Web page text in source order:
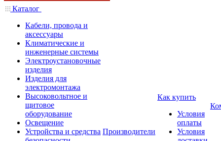
Каталог
Кабели, провода и
аксессуары
Климатические и
инженерные системы
Электроустановочные
изделия
Изделия для
электромонтажа
Высоковольтное и
щитовое
оборудование
Освещение
Устройства и средства Производители
Как купить
Условия
оплаты
Условия